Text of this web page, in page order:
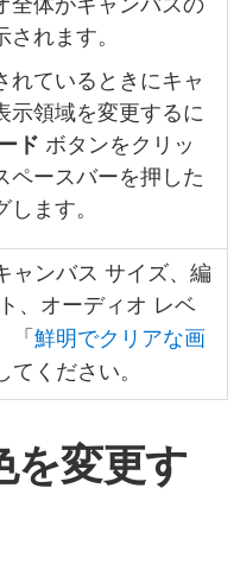
全体がキャンバスの
されます。
れているときにキャ
示領域を変更するに
ド ボタンをクリッ
ペースバーを押した
します。
ャンバス サイズ、編
、オーディオ レベ
「 鮮明でクリアな画
てください。
を変更す